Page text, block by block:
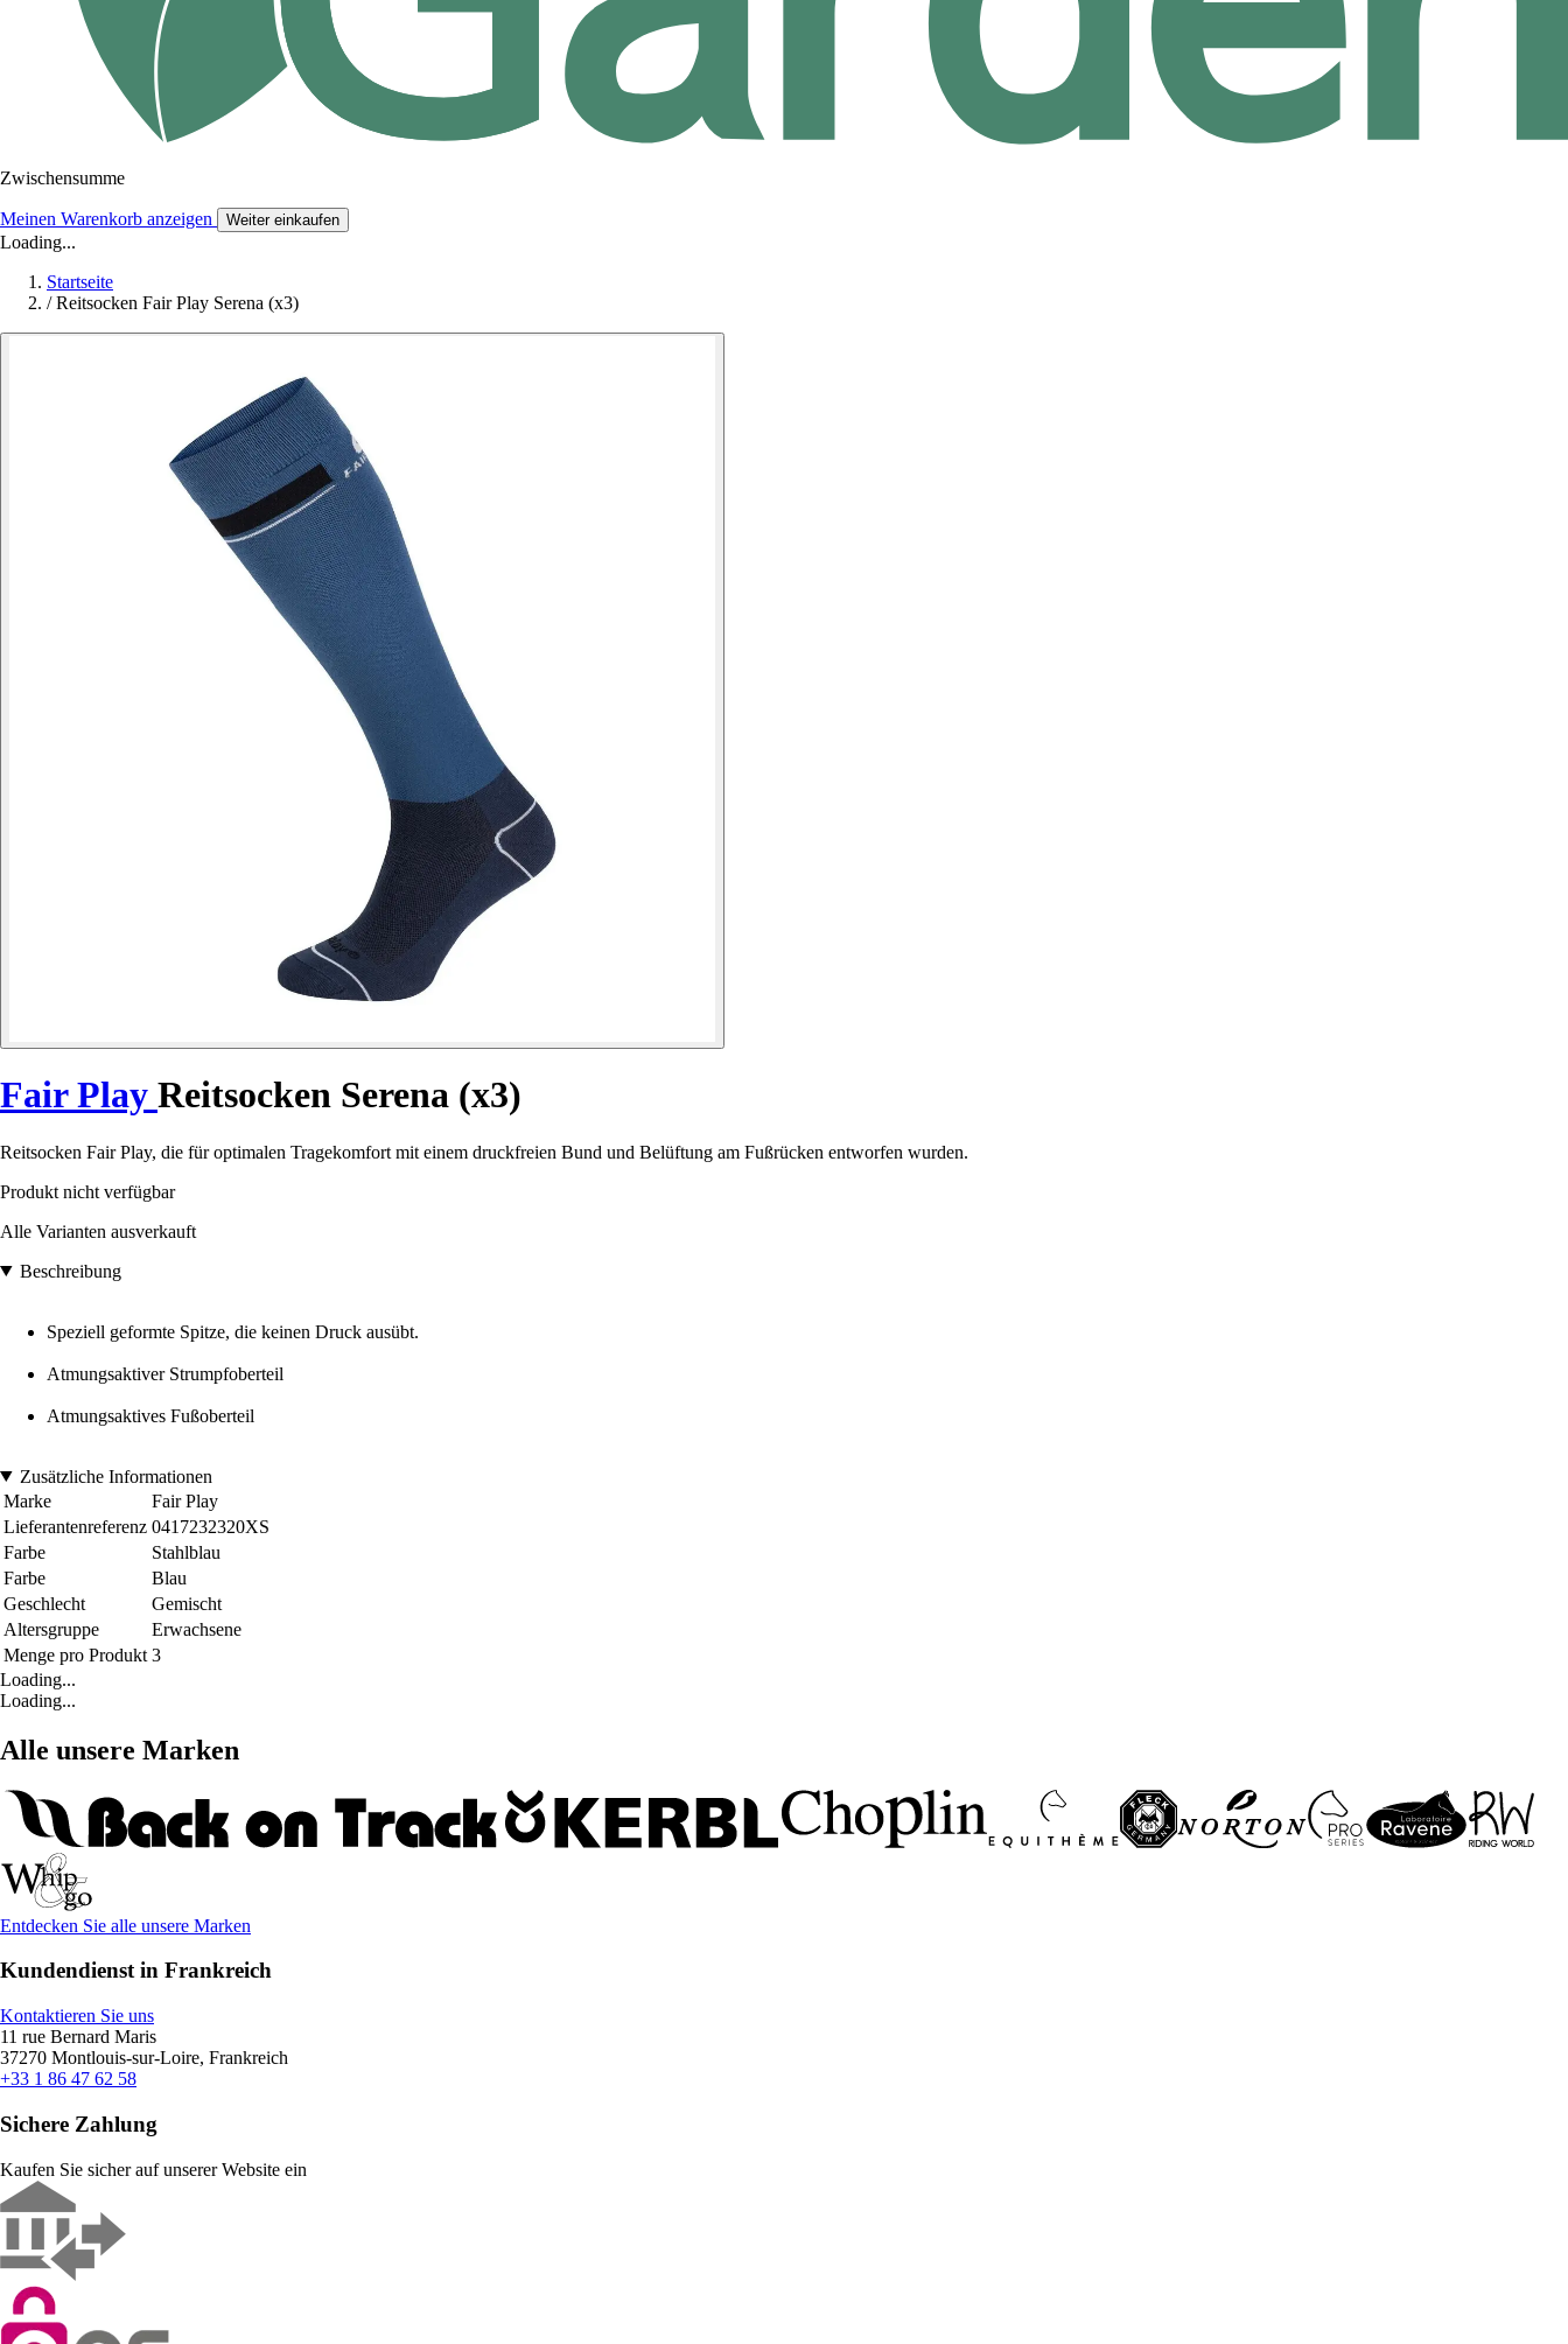
Zwischensumme
Meinen Warenkorb anzeigen Weiter einkaufen
Loading...
Startseite
/ Reitsocken Fair Play Serena (x3)
Fair Play Reitsocken Serena (x3)
Reitsocken Fair Play, die für optimalen Tragekomfort mit einem druckfreien Bund und Belüftung am Fußrücken entworfen wurden.
Produkt nicht verfügbar
Alle Varianten ausverkauft
Beschreibung
Speziell geformte Spitze, die keinen Druck ausübt.
Atmungsaktiver Strumpfoberteil
Atmungsaktives Fußoberteil
Zusätzliche Informationen
Marke
Fair Play
Lieferantenreferenz 0417232320XS
Farbe
Stahlblau
Farbe
Blau
Geschlecht
Gemischt
Altersgruppe
Erwachsene
Menge pro Produkt 3
Loading...
Loading...
Alle unsere Marken
Entdecken Sie alle unsere Marken
Kundendienst in Frankreich
Kontaktieren Sie uns
11 rue Bernard Maris
37270 Montlouis-sur-Loire, Frankreich
+33 1 86 47 62 58
Sichere Zahlung
Kaufen Sie sicher auf unserer Website ein